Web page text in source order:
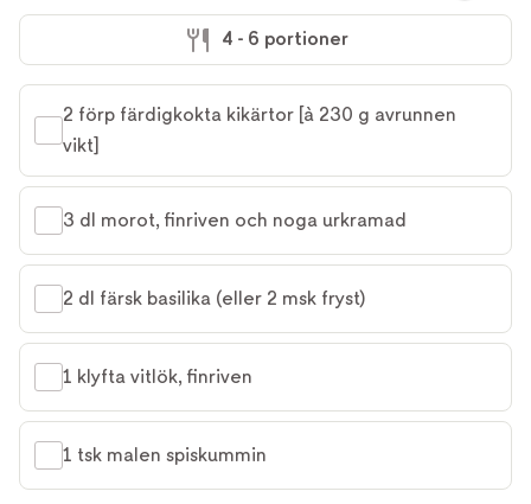
4 - 6 portioner
2 förp färdigkokta kikärtor [à 230 g avrunnen
vikt]
3 dl morot, finriven och noga urkramad
2 dl färsk basilika (eller 2 msk fryst)
1 klyfta vitlök, finriven
1 tsk malen spiskummin